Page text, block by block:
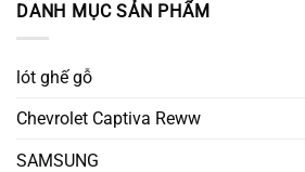
DANH MỤC SẢN PHẨM
lót ghế gỗ
Chevrolet Captiva Reww
SAMSUNG